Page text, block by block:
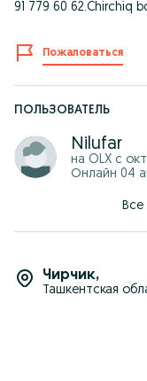
91 779 60 62.Chirchiq
Пожаловаться
ПОЛЬЗОВАТЕЛЬ
Nilufar
на OLX с
Онлайн 04
Все
Чирчик,
Ташкентская